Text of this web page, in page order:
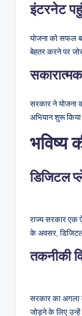
इंटरनेट
योजना को सफल
बेहतर करने पर
सरकार ने योजना
अभियान शुरू किया
भविष्य
डिजिटल
राज्य सरकार एक
के अवसर,
तकनीकी
सरकार का अगला
जोड़ने के लिए